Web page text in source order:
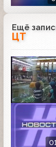
Ещё
ЦТ